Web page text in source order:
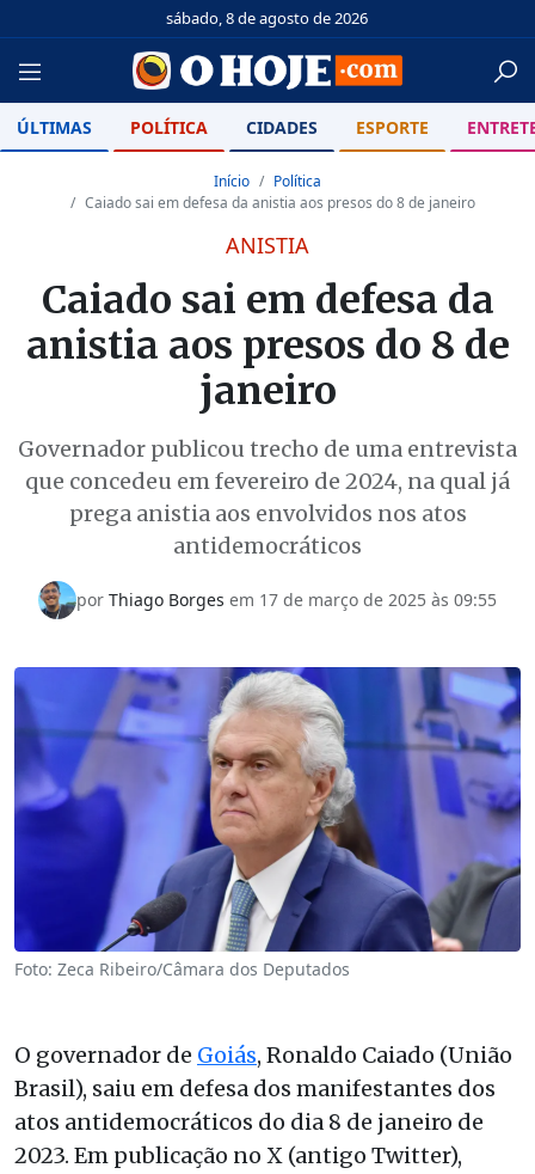
sábado, 8 de agosto de 2026
ÚLTIMAS POLÍTICA CIDADES ESPORTE
Início
Política
Caiado sai em defesa da anistia aos presos do 8 de janeiro
ANISTIA
Caiado sai em defesa da
anistia aos presos do 8 de
janeiro
Governador publicou trecho de uma entrevista
que concedeu em fevereiro de 2024, na qual já
prega anistia aos envolvidos nos atos
antidemocráticos
por Thiago Borges em 17 de março de 2025 às 09:55
Foto: Zeca Ribeiro/Câmara dos Deputados
O governador de Goiás, Ronaldo Caiado (União
Brasil), saiu em defesa dos manifestantes dos
atos antidemocráticos do dia 8 de janeiro de
2023. Em publicação no X (antigo Twitter),